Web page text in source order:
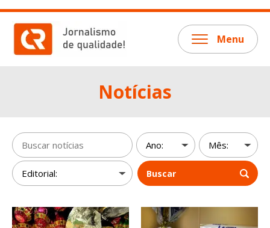
Menu
Notícias
Buscar